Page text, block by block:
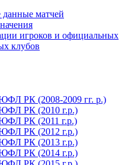
матчей
игроков и официальных
клубов
РК (2008-2009 гг. р.)
РК (2010 г.р.)
РК (2011 г.р.)
РК (2012 г.р.)
РК (2013 г.р.)
РК (2014 г.р.)